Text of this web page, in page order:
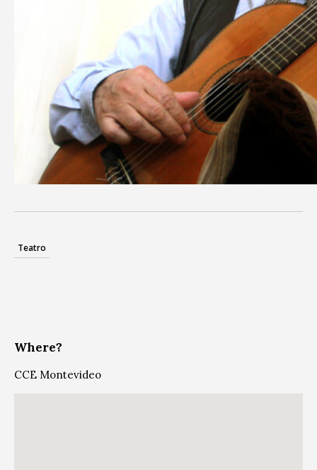
Teatro
Where?
CCE Montevideo